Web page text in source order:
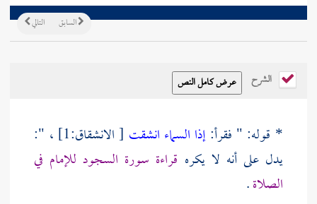
التالي السابق
الشرح
* قوله: " فقرأ:إذا السماء انشقت
[ الانشقاق:1] ، ":
يدل على أنه لا يكره قراءة سورة السجود للإمام في
الصلاة.